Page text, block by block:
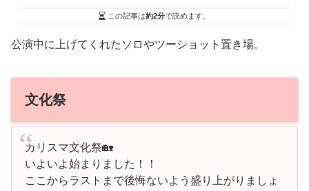
この記事は約2分で読めます。
公演中に上げてくれたソロやツーショット置き場。
文化祭
カリスマ文化祭🏡
いよいよ始まりました！！
ここからラストまで後悔ないよう盛り上がりましょ